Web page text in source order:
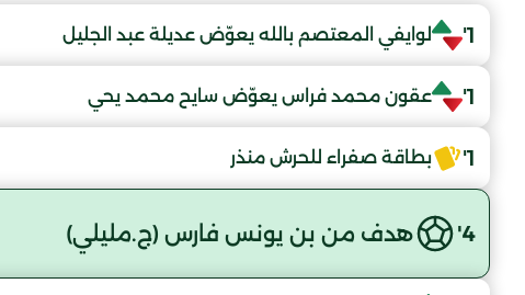
1' لوايفي المعتصم بالله يعوّض عديلة عبد الجليل
1' عقون محمد فراس يعوّض سايح محمد يحي
1' بطاقة صفراء للحرش منذر
4' هدف من بن يونس فارس (ج.مليلي)